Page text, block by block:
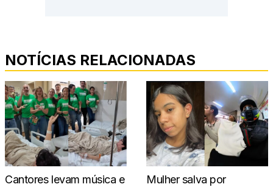
NOTÍCIAS RELACIONADAS
Cantores levam música e Mulher salva por